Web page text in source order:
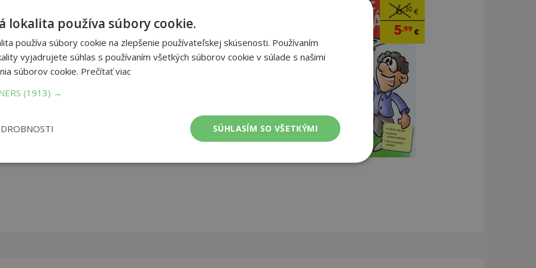
vo veku od 10 rokov so svetom financií. Charakterizuje
vysvetľuje základné princípy hospodárenia. Publikácia je
informácií zo sveta financií v podobe matematických úloh,
strán:
6,30€
5,99€
lokalita používa súbory cookie.
používa súbory cookie na zlepšenie používateľskej skúsenosti. Používaním
vyjadrujete súhlas s používaním všetkých súborov cookie v súlade s našimi
súborov cookie. Prečítať viac
(1913) →
SÚHLASÍM SO VŠETKÝMI